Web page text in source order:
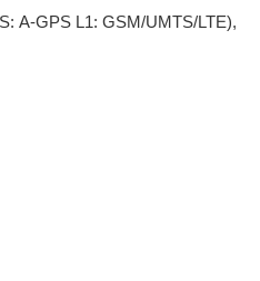
A-GPS L1: GSM/UMTS/LTE),